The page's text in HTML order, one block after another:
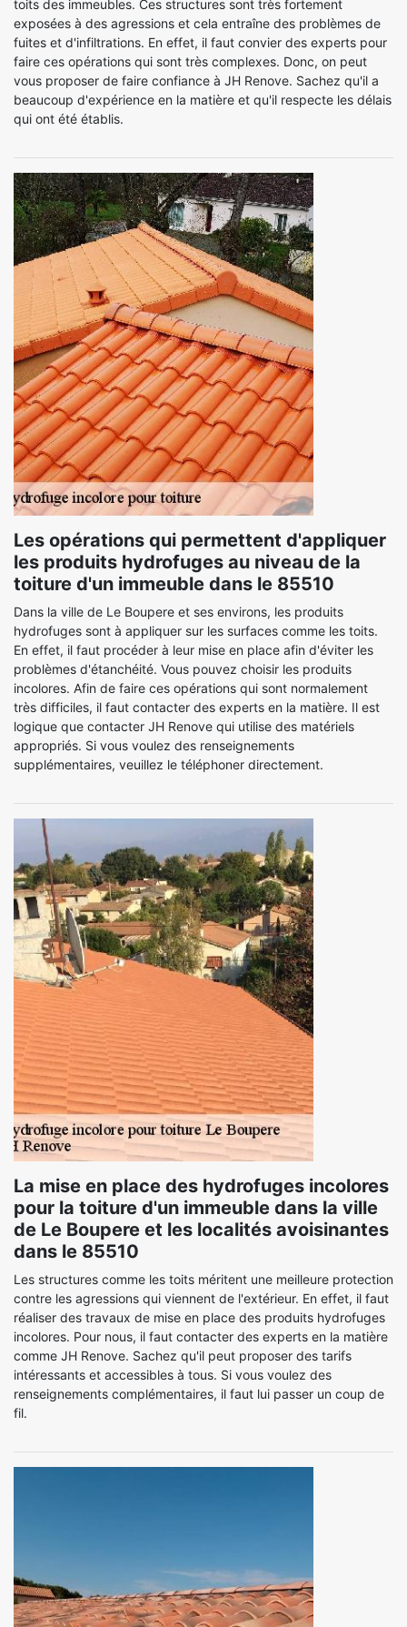
toits des immeubles. Ces structures sont très fortement
exposées à des agressions et cela entraîne des problèmes de
fuites et d'infiltrations. En effet, il faut convier des experts pour
faire ces opérations qui sont très complexes. Donc, on peut
vous proposer de faire confiance à JH Renove. Sachez qu'il a
beaucoup d'expérience en la matière et qu'il respecte les délais
qui ont été établis.
Les opérations qui permettent d'appliquer
les produits hydrofuges au niveau de la
toiture d'un immeuble dans le 85510
Dans la ville de Le Boupere et ses environs, les produits
hydrofuges sont à appliquer sur les surfaces comme les toits.
En effet, il faut procéder à leur mise en place afin d'éviter les
problèmes d'étanchéité. Vous pouvez choisir les produits
incolores. Afin de faire ces opérations qui sont normalement
très difficiles, il faut contacter des experts en la matière. Il est
logique que contacter JH Renove qui utilise des matériels
appropriés. Si vous voulez des renseignements
supplémentaires, veuillez le téléphoner directement.
La mise en place des hydrofuges incolores
pour la toiture d'un immeuble dans la ville
de Le Boupere et les localités avoisinantes
dans le 85510
Les structures comme les toits méritent une meilleure protection
contre les agressions qui viennent de l'extérieur. En effet, il faut
réaliser des travaux de mise en place des produits hydrofuges
incolores. Pour nous, il faut contacter des experts en la matière
comme JH Renove. Sachez qu'il peut proposer des tarifs
intéressants et accessibles à tous. Si vous voulez des
renseignements complémentaires, il faut lui passer un coup de
fil.